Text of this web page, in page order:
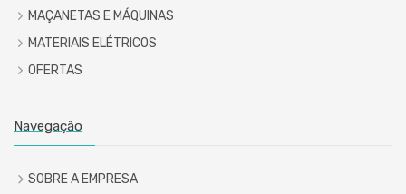
MAÇANETAS E MÁQUINAS
MATERIAIS ELÉTRICOS
OFERTAS
Navegação
SOBRE A EMPRESA